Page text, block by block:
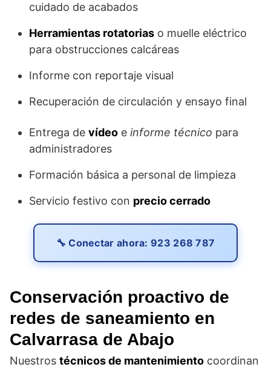
cuidado de acabados
Herramientas rotatorias o muelle eléctrico
para obstrucciones calcáreas
Informe con reportaje visual
Recuperación de circulación y ensayo final
Entrega de vídeo e informe técnico para
administradores
Formación básica a personal de limpieza
Servicio festivo con precio cerrado
🔧 Conectar ahora: 923 268 787
Conservación proactivo de
redes de saneamiento en
Calvarrasa de Abajo
Nuestros técnicos de mantenimiento coordinan